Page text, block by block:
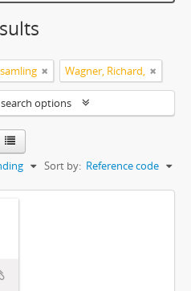
Wagner, Richard,
options
Sort by: Reference code